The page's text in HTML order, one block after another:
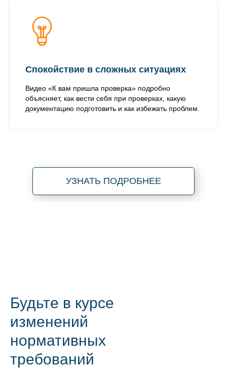
Спокойствие в сложных ситуациях
Видео «К вам пришла проверка» подробно
объясняет, как вести себя при проверках, какую
документацию подготовить и как избежать проблем.
УЗНАТЬ ПОДРОБНЕЕ
Будьте в курсе
изменений
нормативных
требований